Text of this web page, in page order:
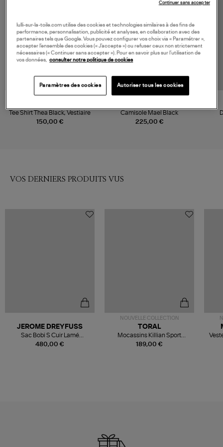
NOUVELLE COLLECTION
150,00 €
Tee Shirt Thea Black, Vestiaire
225,00 €
Camisole Mael Black
VOS DERNIERS PRODUITS VUS
480,00 €
JEROME DREYFUSS
Sac Bobi S Cuir Lamé
Champagne
NOUVELLE COLLECTION
189,00 €
TORAL
Mocassins Killian Sport
Mousse
lulli-sur-la-toile.com utilise des cookies et technologies similaires à des fins de
performance, personnalisation, publicité et analyses, en collaboration avec des
partenaires tels que Google. Vous pouvez configurer vos choix via « Paramétrer »,
accepter l’ensemble des cookies (« J’accepte ») ou refuser ceux non strictement
nécessaires (« Continuer sans accepter »). Pour en savoir plus sur l’utilisation de
vos données,
consulter notre politique de cookies
Paramètres des cookies Autoriser tous les cookies
Continuer sans accepter